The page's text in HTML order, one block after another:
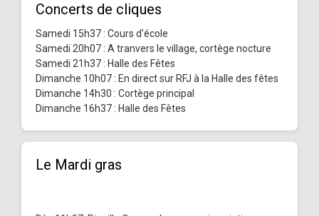
Concerts de cliques
Samedi 15h37 : Cours d'école
Samedi 20h07 : A tranvers le village, cortège nocture
Samedi 21h37 : Halle des Fêtes
Dimanche 10h07 : En direct sur RFJ à la Halle des fêtes
Dimanche 14h30 : Cortège principal
Dimanche 16h37 : Halle des Fêtes
Le Mardi gras